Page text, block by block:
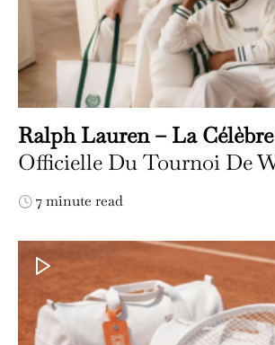
Ralph Lauren – La
Officielle Du Tournoi De
7 minute read